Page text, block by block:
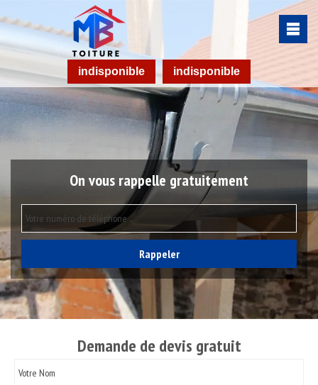
indisponible indisponible
On vous rappelle gratuitement
Demande de devis gratuit